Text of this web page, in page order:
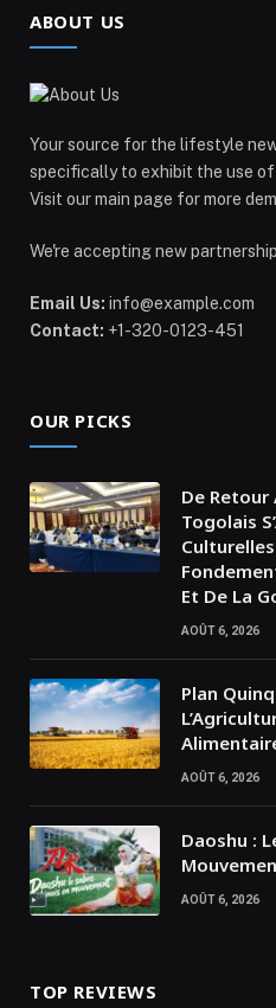
ABOUT US
Your source for the lifestyle
specifically to exhibit the use
Visit our main page for more
We're accepting new
Email Us: info@example.com
Contact: +1-320-0123-451
OUR PICKS
De Retour
Togolais
Et De La
AOÛT 6, 2026
Plan
AOÛT 6, 2026
Daoshu :
AOÛT 6, 2026
TOP REVIEWS